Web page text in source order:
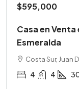
$595,000
Casa en Venta
Esmeralda
Costa Sur, Juan
4 4